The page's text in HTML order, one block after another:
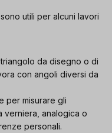
utili per alcuni lavori
da disegno o di
con angoli diversi da
per misurare gli
verniera, analogica o
personali.